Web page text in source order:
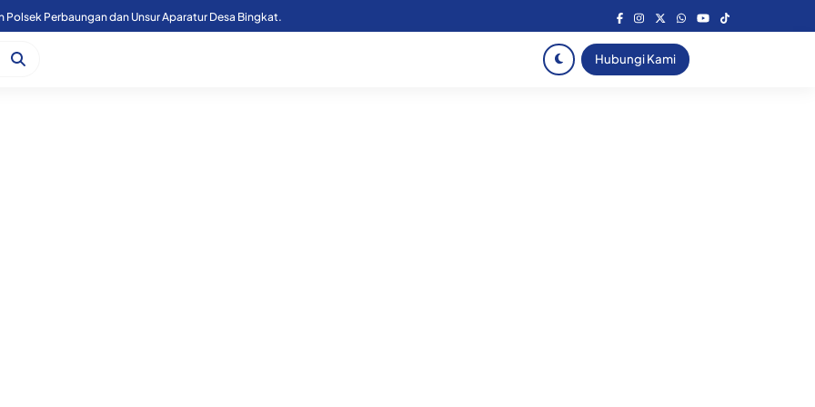
Polsek Perbaungan dan Unsur Aparatur Desa Bingkat.
Hubungi Kami